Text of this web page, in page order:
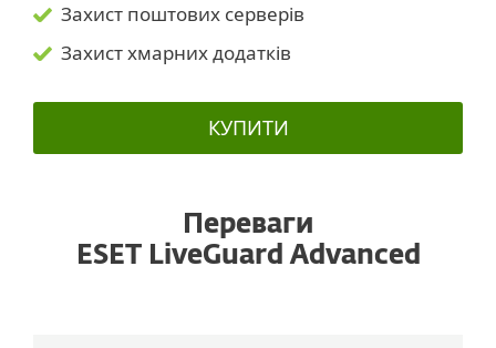
Захист поштових серверів
Захист хмарних додатків
КУПИТИ
Переваги
ESET LiveGuard Advanced